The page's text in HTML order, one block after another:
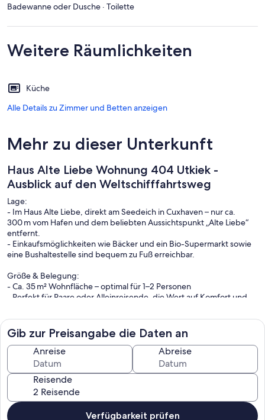
Badewanne oder Dusche · Toilette
Weitere Räumlichkeiten
Küche
Alle Details zu Zimmer und Betten anzeigen
Mehr zu dieser Unterkunft
Haus Alte Liebe Wohnung 404 Utkiek -
Ausblick auf den Weltschifffahrtsweg
Lage:
- Im Haus Alte Liebe, direkt am Seedeich in Cuxhaven – nur ca.
300 m vom Hafen und dem beliebten Aussichtspunkt „Alte Liebe“
entfernt.
- Einkaufsmöglichkeiten wie Bäcker und ein Bio-Supermarkt sowie
eine Bushaltestelle sind bequem zu Fuß erreichbar.
Größe & Belegung:
- Ca. 35 m² Wohnfläche – optimal für 1–2 Personen
- Perfekt für Paare oder Alleinreisende, die Wert auf Komfort und
Wohn-/Schlafbereich:
- Kombinierter Wohn- und Schlafraum
- Praktisches Schrankklappbett – tagsüber platzsparend, nachts
bequem
- Gemütlich eingerichtet mit Sitzgelegenheit und Ausblick
Küche & Bad:
- Separate, kompakte Küche mit allen wichtigen Geräten für die
Selbstversorgung
Gib zur Preisangabe die Daten an
Anreise Abreise
Reisende
Verfügbarkeit prüfen